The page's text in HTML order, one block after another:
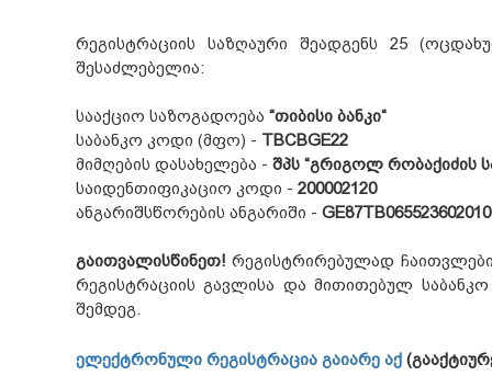
რეგისტრაციის საზღაური შეადგენს 25
შესაძლებელია:
სააქციო საზოგადოება “თიბისი ბანკი“
საბანკო კოდი (მფო) - TBCBGE22
მიმღების დასახელება - შპს “გრიგოლ რობაქიძის
საიდენთიფიკაციო კოდი - 200002120
ანგარიშსწორების ანგარიში -
გაითვალისწინეთ! რეგისტრირებულად
რეგისტრაციის გავლისა და მითითებულ
შემდეგ.
ელექტრონული რეგისტრაცია გაიარე აქ